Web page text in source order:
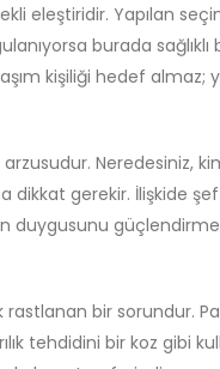
eleştiridir. Yapılan
burada
kişiliği hedef
Neredesiniz,
dikkat gerekir. İlişkide
bir sorundur.
tehdidini bir koz gibi